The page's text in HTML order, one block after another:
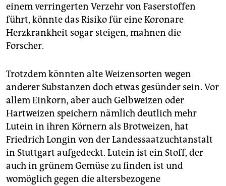
einem verringerten Verzehr von Faserstoffen
führt, könnte das Risiko für eine Koronare
Herzkrankheit sogar steigen, mahnen die
Forscher.
Trotzdem könnten alte Weizensorten wegen
anderer Substanzen doch etwas gesünder sein. Vor
allem Einkorn, aber auch Gelbweizen oder
Hartweizen speichern nämlich deutlich mehr
Lutein in ihren Körnern als Brotweizen, hat
Friedrich Longin von der Landessaatzuchtanstalt
in Stuttgart aufgedeckt. Lutein ist ein Stoff, der
auch in grünem Gemüse zu finden ist und
womöglich gegen die altersbezogene